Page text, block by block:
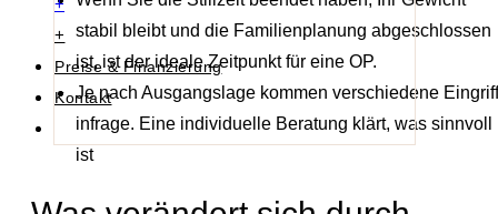
+
+
Preise & Finanzierung
Kontakt
stabil bleibt und die Familienplanung abgeschlossen
ist, ist der ideale Zeitpunkt für eine OP.
Je nach Ausgangslage kommen verschiedene
infrage. Eine individuelle Beratung klärt, was sinnvoll
ist